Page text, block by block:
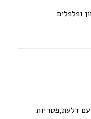
ופלפלים
דלעת,פטריות